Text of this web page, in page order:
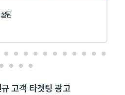
팁
고객 타겟팅 광고